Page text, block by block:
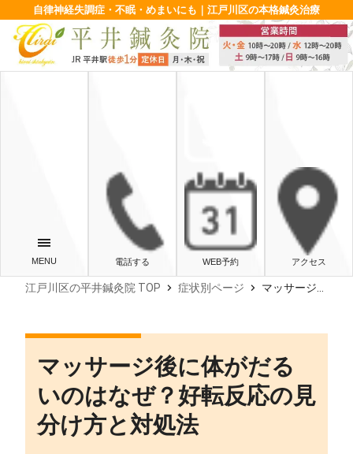
自律神経失調症・不眠・めまいにも｜江戸川区の本格鍼灸治療
電話する WEB予約 アクセス
江戸川区の平井鍼灸院 TOP chevron_right 症状別ページ chevron_right マッサージ後に体がだるいのはなぜ？好転反応の見分け方と対処法
マッサージ後に体がだる
いのはなぜ？好転反応の見
分け方と対処法